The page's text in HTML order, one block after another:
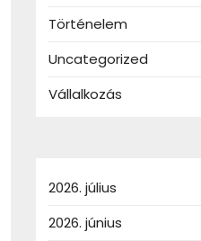
Történelem
Uncategorized
Vállalkozás
2026. július
2026. június